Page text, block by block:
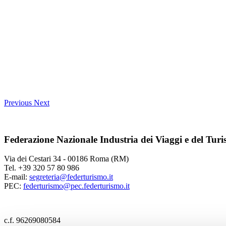
Previous Next
Federazione Nazionale Industria dei Viaggi e del
Via dei Cestari 34 - 00186 Roma (RM)
Tel. +39 320 57 80 986
E-mail: segreteria@federturismo.it
PEC: federturismo@pec.federturismo.it
c.f. 96269080584